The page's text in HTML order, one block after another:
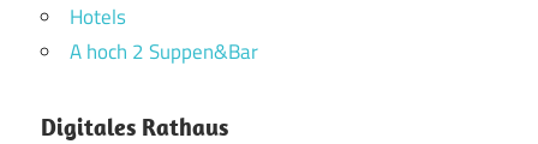
Hotels
A hoch 2 Suppen&Bar
Digitales Rathaus